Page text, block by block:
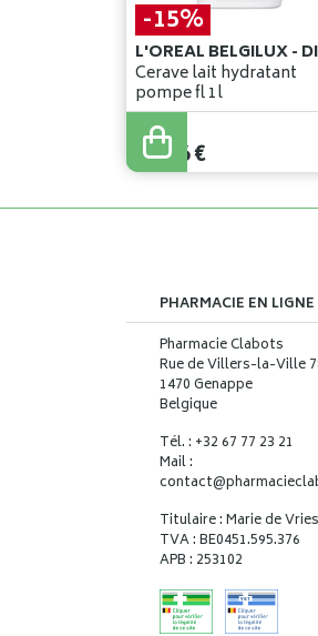
-15%
Cerave lait hydratant
pompe fl 1l
33,25
28,26€
PHARMACIE EN LIGNE
Pharmacie Clabots
Rue de Villers-la-Ville
1470 Genappe
Belgique
Tél. : +32 67 77 23 21
Mail :
contact@
Titulaire : Marie de
TVA : BE0451.595.376
APB : 253102